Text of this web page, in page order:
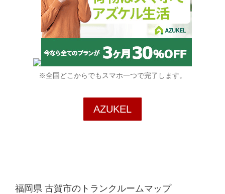
※全国どこからでもスマホ一つで完了します。
AZUKEL
福岡県 古賀市のトランクルームマップ